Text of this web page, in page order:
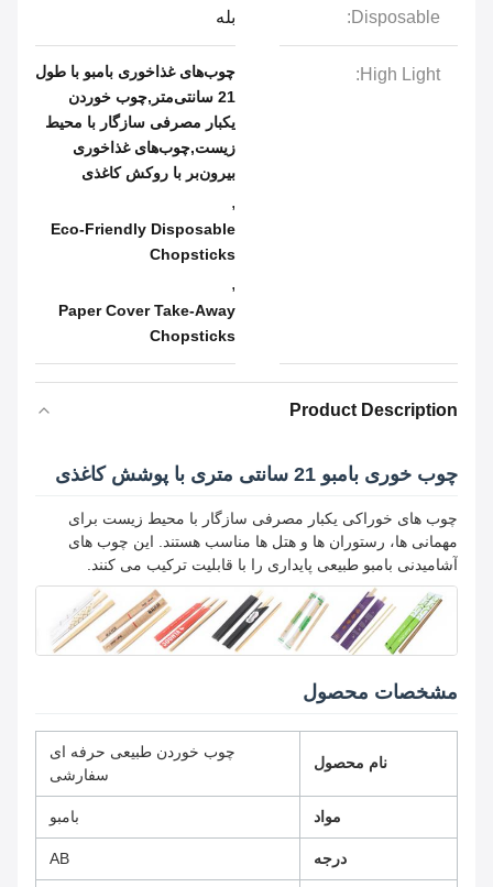
Disposable:
High Light:
چوب‌های غذاخوری بامبو با طول
21 سانتی‌متر,چوب خوردن
یکبار مصرفی سازگار با محیط
زیست,چوب‌های غذاخوری
بیرون‌بر با روکش کاغذی
Eco-Friendly Disposable
Chopsticks
Paper Cover Take-Away
Chopsticks
Product Description
چوب خوری بامبو 21 سانتی متری با پوشش کاغذی
چوب های خوراکی یکبار مصرفی سازگار با محیط زیست برای
مهمانی ها، رستوران ها و هتل ها مناسب هستند. این چوب های
آشامیدنی بامبو طبیعی پایداری را با قابلیت ترکیب می کنند.
مشخصات محصول
نام محصول
چوب خوردن طبیعی حرفه ای
سفارشی